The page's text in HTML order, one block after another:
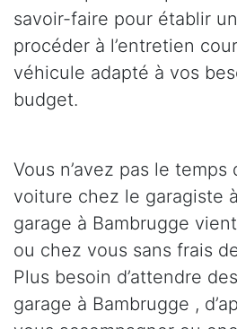
savoir-faire pour établir
procéder à l’entretien
véhicule adapté à vos
budget.
Vous n’avez pas le temps
voiture chez le garagiste
garage à Bambrugge
ou chez vous sans frais
Plus besoin d’attendre
garage à Bambrugge ,